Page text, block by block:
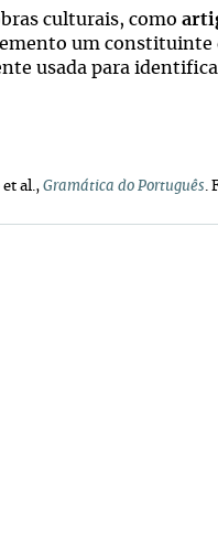
culturais, como
um constituinte
usada para
al., Gramática do Português.